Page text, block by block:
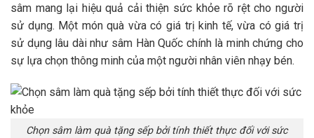
sâm mang lại hiệu quả cải thiện sức khỏe rõ rệt cho người
sử dụng. Một món quà vừa có giá trị kinh tế, vừa có giá trị
sử dụng lâu dài như sâm Hàn Quốc chính là minh chứng cho
sự lựa chọn thông minh của một người nhân viên nhạy bén.
Chọn sâm làm quà tặng sếp bởi tính thiết thực đối với sức